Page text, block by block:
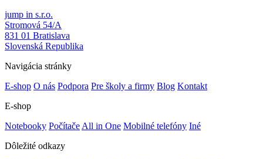
jump in s.r.o.
Stromová 54/A
831 01 Bratislava
Slovenská Republika
Navigácia stránky
E-shop O nás Podpora Pre školy a firmy Blog Kontakt
E-shop
Notebooky Počítače All in One Mobilné telefóny Iné
Dôležité odkazy